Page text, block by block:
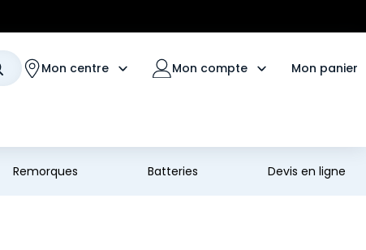
Mon centre Mon compte Mon panier
Remorques Batteries Devis en ligne